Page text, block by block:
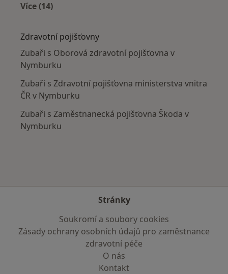
Více (14)
Zdravotní pojišťovny
Zubaři s Oborová zdravotní pojišťovna v
Nymburku
Zubaři s Zdravotní pojišťovna ministerstva vnitra
ČR v Nymburku
Zubaři s Zaměstnanecká pojišťovna Škoda v
Nymburku
Stránky
Soukromí a soubory cookies
Zásady ochrany osobních údajů pro zaměstnance
zdravotní péče
O nás
Kontakt